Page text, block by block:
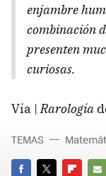
enjambre
combinación
presenten
curiosas.
Vía |Rarología
TEMAS